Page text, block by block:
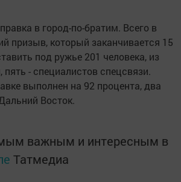
в город-по-братим. Всего в
призыв, который заканчивается 15
под ружье 201 человека, из
пять - специалистов спецсвязи.
выполнен на 92 процента, два
Восток.
важным и интересным в
Татмедиа